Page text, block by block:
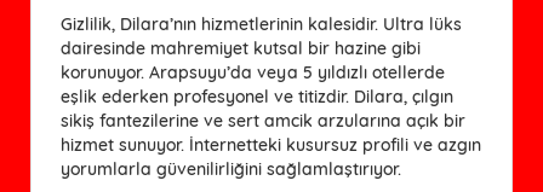
Gizlilik, Dilara’nın hizmetlerinin kalesidir. Ultra lüks
dairesinde mahremiyet kutsal bir hazine gibi
korunuyor. Arapsuyu’da veya 5 yıldızlı otellerde
eşlik ederken profesyonel ve titizdir. Dilara, çılgın
sikiş fantezilerine ve sert amcik arzularına açık bir
hizmet sunuyor. İnternetteki kusursuz profili ve azgın
yorumlarla güvenilirliğini sağlamlaştırıyor.